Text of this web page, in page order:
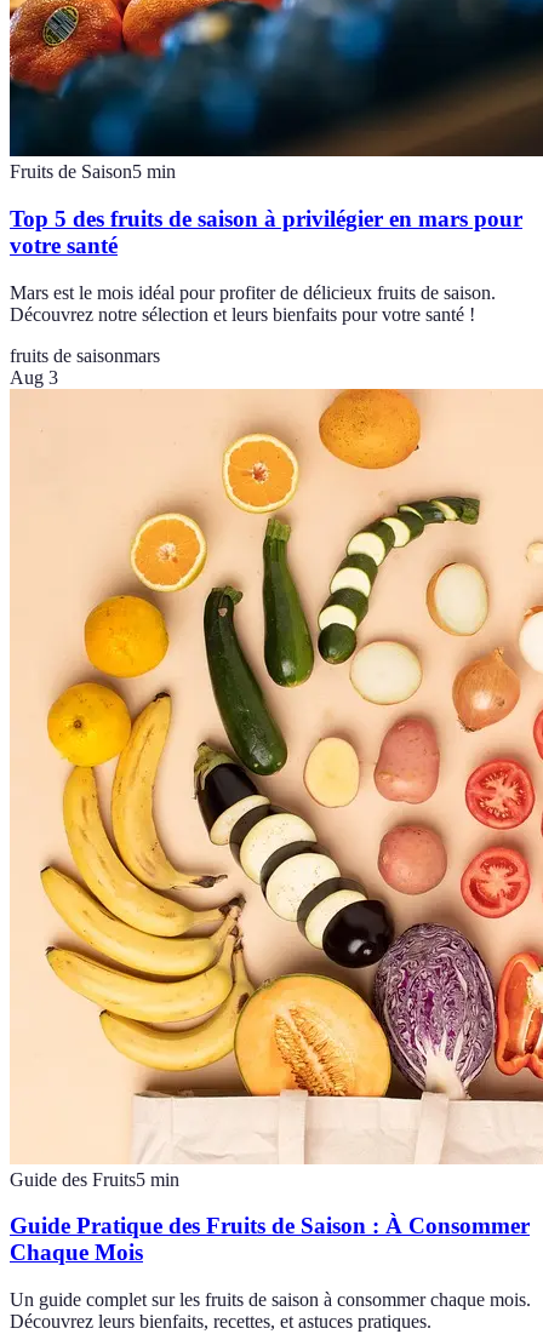
Fruits de Saison5 min
Top 5 des fruits de saison à privilégier en mars pour
votre santé
Mars est le mois idéal pour profiter de délicieux fruits de saison.
Découvrez notre sélection et leurs bienfaits pour votre santé !
fruits de saisonmars
Aug 3
Guide des Fruits5 min
Guide Pratique des Fruits de Saison : À Consommer
Chaque Mois
Un guide complet sur les fruits de saison à consommer chaque mois.
Découvrez leurs bienfaits, recettes, et astuces pratiques.